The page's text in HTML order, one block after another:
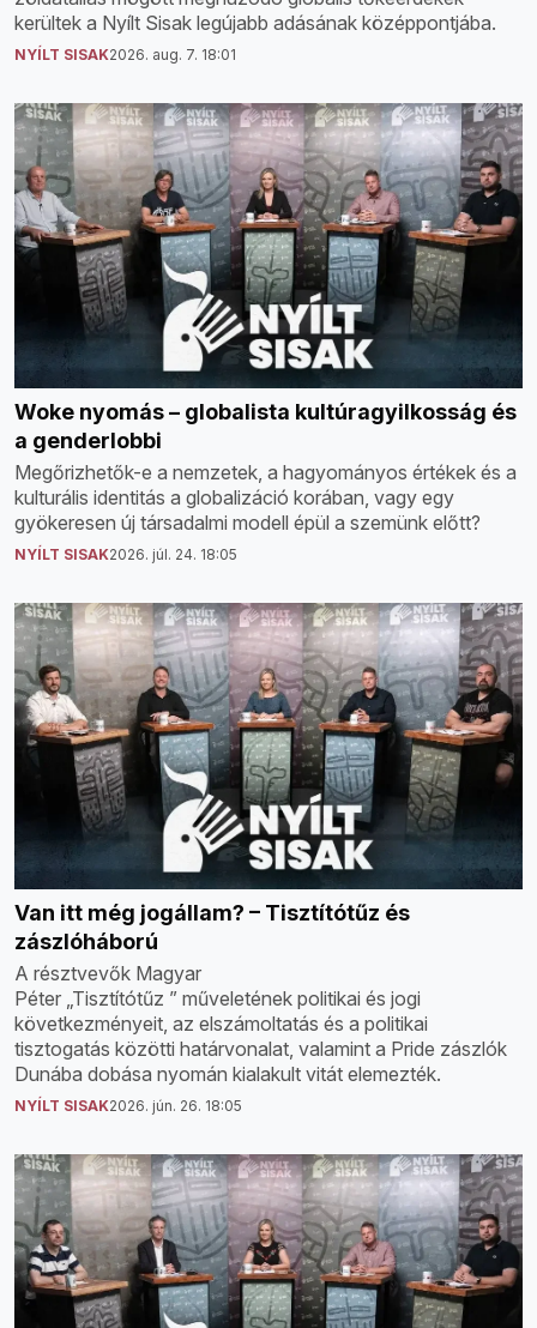
kerültek a Nyílt Sisak legújabb adásának középpontjába.
NYÍLT SISAK2026. aug. 7. 18:01
Woke nyomás – globalista kultúragyilkosság és
a genderlobbi
Megőrizhetők-e a nemzetek, a hagyományos értékek és a
kulturális identitás a globalizáció korában, vagy egy
gyökeresen új társadalmi modell épül a szemünk előtt?
NYÍLT SISAK2026. júl. 24. 18:05
Van itt még jogállam? – Tisztítótűz és
zászlóháború
A résztvevők Magyar
Péter „Tisztítótűz ” műveletének politikai és jogi
következményeit, az elszámoltatás és a politikai
tisztogatás közötti határvonalat, valamint a Pride zászlók
Dunába dobása nyomán kialakult vitát elemezték.
NYÍLT SISAK2026. jún. 26. 18:05